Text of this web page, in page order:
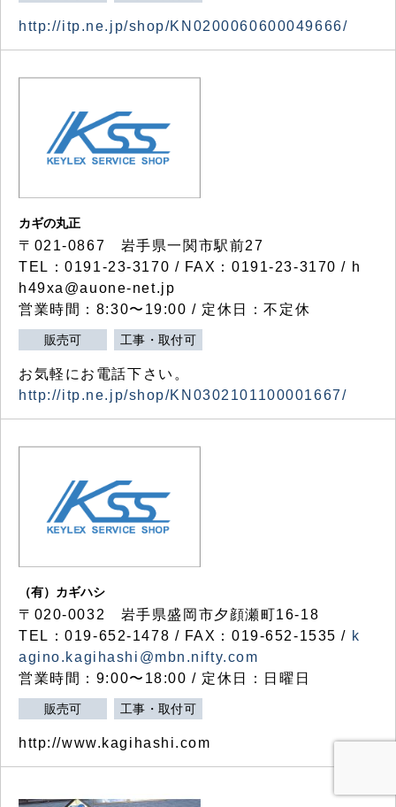
http://itp.ne.jp/shop/KN0200060600049666/
カギの丸正
〒021-0867 岩手県一関市駅前27
TEL：0191-23-3170 / FAX：0191-23-3170 / h
h49xa@auone-net.jp
営業時間：8:30〜19:00 / 定休日：不定休
販売可 工事・取付可
お気軽にお電話下さい。
http://itp.ne.jp/shop/KN0302101100001667/
（有）カギハシ
〒020-0032 岩手県盛岡市夕顔瀬町16-18
TEL：019-652-1478 / FAX：019-652-1535 / k
agino.kagihashi@mbn.nifty.com
営業時間：9:00〜18:00 / 定休日：日曜日
販売可 工事・取付可
http://www.kagihashi.com